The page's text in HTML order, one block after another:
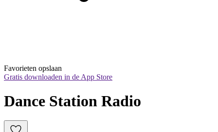
Favorieten opslaan
Gratis downloaden in de App Store
Dance Station Radio